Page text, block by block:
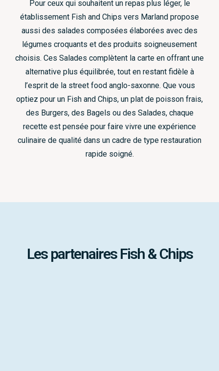
Pour ceux qui souhaitent un repas plus léger, le
établissement Fish and Chips vers Marland propose
aussi des salades composées élaborées avec des
légumes croquants et des produits soigneusement
choisis. Ces Salades complètent la carte en offrant une
alternative plus équilibrée, tout en restant fidèle à
l’esprit de la street food anglo-saxonne. Que vous
optiez pour un Fish and Chips, un plat de poisson frais,
des Burgers, des Bagels ou des Salades, chaque
recette est pensée pour faire vivre une expérience
culinaire de qualité dans un cadre de type restauration
rapide soigné.
Les partenaires Fish & Chips